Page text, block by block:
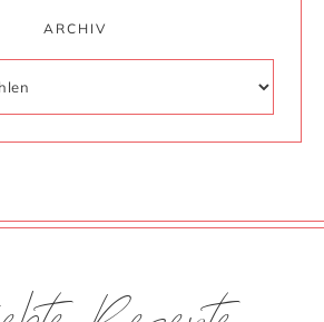
ARCHIV